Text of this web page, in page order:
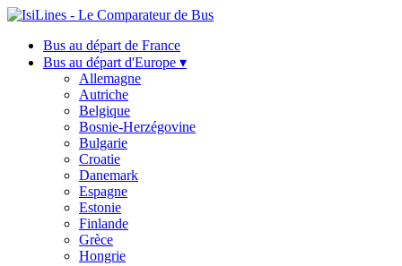
Bus au départ de France
Bus au départ d'Europe ▾
Allemagne
Autriche
Belgique
Bosnie-Herzégovine
Bulgarie
Croatie
Danemark
Espagne
Estonie
Finlande
Grèce
Hongrie